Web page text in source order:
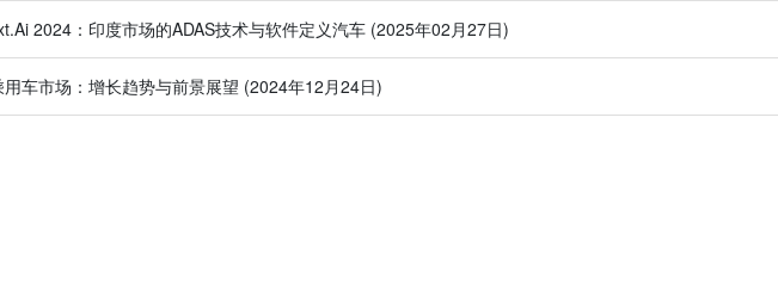
2024：印度市场的ADAS技术与软件定义汽车 (2025年02月27日)
用车市场：增长趋势与前景展望 (2024年12月24日)